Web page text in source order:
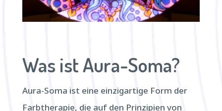
Was ist Aura-Soma?
Aura-Soma ist eine einzigartige Form der
Farbtherapie, die auf den Prinzipien von